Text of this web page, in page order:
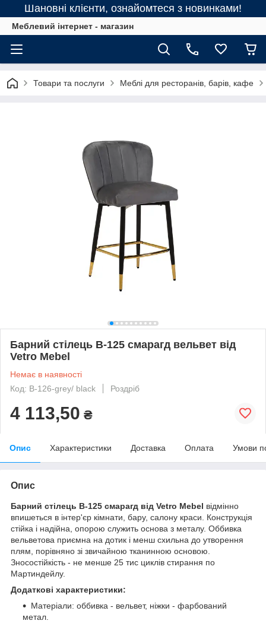
Шановні клієнти, ознайомтеся з новинками!
Меблевий інтернет - магазин
Товари та послуги Меблі для ресторанів, барів, кафе
Барний стілець В-125 смарагд вельвет від
Vetro Mebel
Немає в наявності
Код: B-126-grey/ black
Роздріб
4 113,50 ₴
Опис Характеристики Доставка Оплата Умови
Опис
Барний стілець В-125 смарагд від Vetro Mebel відмінно
впишеться в інтер'єр кімнати, бару, салону краси. Конструкція
стійка і надійна, опорою служить основа з металу. Оббивка
вельветова приємна на дотик і менш схильна до утворення
плям, порівняно зі звичайною тканинною основою.
Зносостійкість - не менше 25 тис циклів стирання по
Мартиндейлу.
Додаткові характеристики:
Матеріали: оббивка - вельвет, ніжки - фарбований
метал.